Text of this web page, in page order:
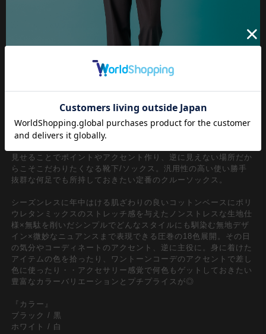
見せることでポイントやアクセント作り、逆に見えない場所だか
らこそこだわりたくなる靴下/ソックス。汎用性の高い使い勝手
抜群な何足でも所持しておきたい定番のクルーソックス。
シーズンレスに年中はける肌ざわりの良いコットンベースにポリ
ウレタンミックスのストレッチ感を与えたノンストレスな生地仕
様×無駄を削いだシンプルでどんなスタイルにも馴染む無地デザ
イン×微妙なニュアンスまで表現できる圧巻の18色展開。その日
の気分やコーディネートのアクセント、逆に主役に。身に着けた
アイテムの色を拾ったり、ワントーンコーデのアクセントで差し
色に使ったり・・アクセサリー感覚で何色もゲットしておきたい
豊富なカラーバリエーションとプチプライスが◎
『カラー』
ブラック / 黒
ホワイト / 白